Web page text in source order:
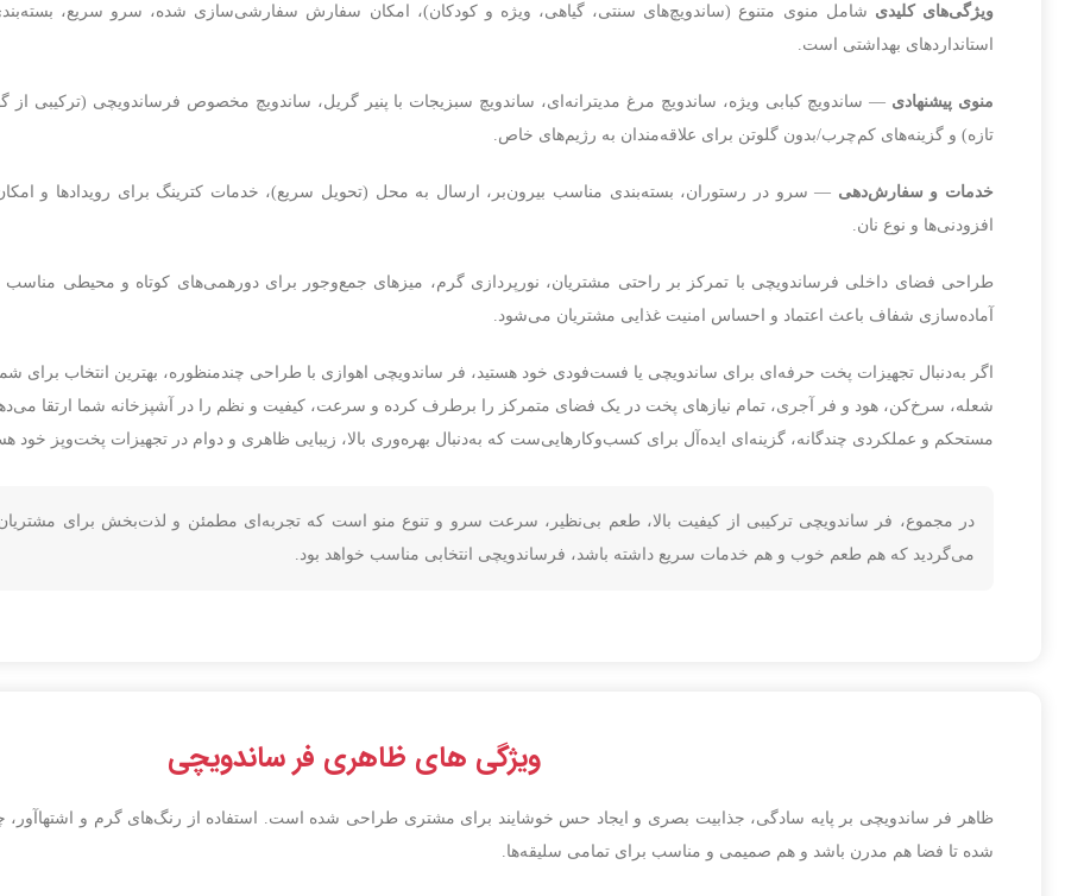
ویژگی‌های کلیدی شامل منوی متنوع (ساندویچ‌های سنتی، گیاهی، ویژه و کودکان)، امکان سفارش سفارشی‌سازی شده، سرو سریع،
استانداردهای بهداشتی است.
منوی پیشنهادی — ساندویچ کبابی ویژه، ساندویچ مرغ مدیترانه‌ای، ساندویچ سبزیجات با پنیر گریل، ساندویچ مخصوص فرساندویچی
تازه) و گزینه‌های کم‌چرب/بدون گلوتن برای علاقه‌مندان به رژیم‌های خاص.
خدمات و سفارش‌دهی — سرو در رستوران، بسته‌بندی مناسب بیرون‌بر، ارسال به محل (تحویل سریع)، خدمات کترینگ برای رویدادها و امکان
افزودنی‌ها و نوع نان.
طراحی فضای داخلی فرساندویچی با تمرکز بر راحتی مشتریان، نورپردازی گرم، میزهای جمع‌وجور برای دورهمی‌های کوتاه و محیطی
آماده‌سازی شفاف باعث اعتماد و احساس امنیت غذایی مشتریان می‌شود.
اگر به‌دنبال تجهیزات پخت حرفه‌ای برای ساندویچی یا فست‌فودی خود هستید، فر ساندویچی اهوازی با طراحی چندمنظوره، بهترین انتخاب برای
شعله، سرخ‌کن، هود و فر آجری، تمام نیازهای پخت در یک فضای متمرکز را برطرف کرده و سرعت، کیفیت و نظم را در آشپزخانه شما ارتقا
مستحکم و عملکردی چندگانه، گزینه‌ای ایده‌آل برای کسب‌وکارهایی‌ست که به‌دنبال بهره‌وری بالا، زیبایی ظاهری و دوام در تجهیزات پخت‌وپز خود
در مجموع، فر ساندویچی ترکیبی از کیفیت بالا، طعم بی‌نظیر، سرعت سرو و تنوع منو است که تجربه‌ای مطمئن و لذت‌بخش برای مشتریان
می‌گردید که هم طعم خوب و هم خدمات سریع داشته باشد، فرساندویچی انتخابی مناسب خواهد بود.
ویژگی‌ های ظاهری فر ساندویچی
ظاهر فر ساندویچی بر پایه سادگی، جذابیت بصری و ایجاد حس خوشایند برای مشتری طراحی شده است. استفاده از رنگ‌های گرم و اشتها‌آور،
شده تا فضا هم مدرن باشد و هم صمیمی و مناسب برای تمامی سلیقه‌ها.